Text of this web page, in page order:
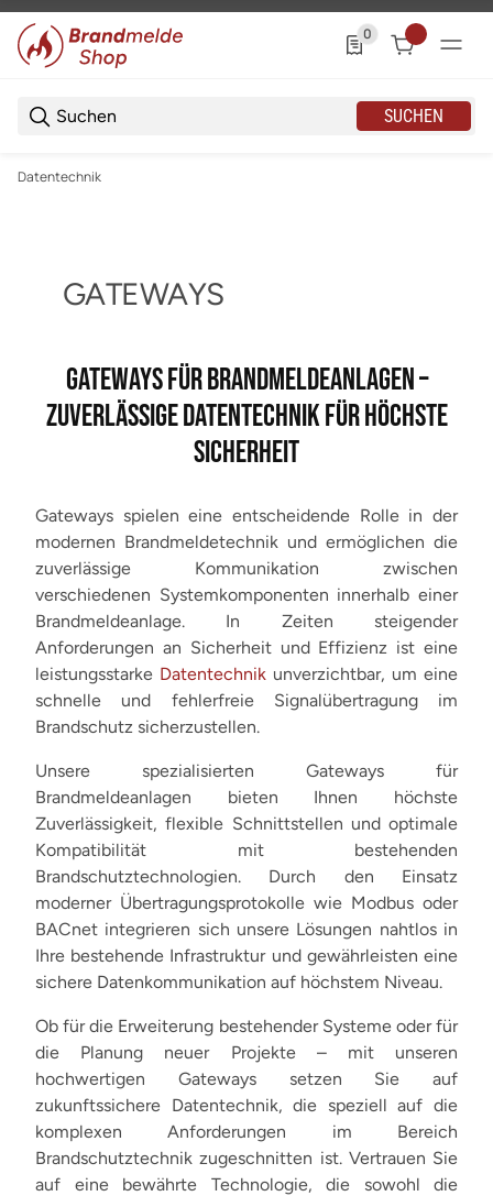
SUCHEN
0
0 Produkte in der
Datentechnik
GATEWAYS
GATEWAYS FÜR BRANDMELDEANLAGEN –
ZUVERLÄSSIGE DATENTECHNIK FÜR HÖCHSTE
SICHERHEIT
Gateways spielen eine entscheidende Rolle in der
modernen Brandmeldetechnik und ermöglichen die
zuverlässige Kommunikation zwischen
verschiedenen Systemkomponenten innerhalb einer
Brandmeldeanlage. In Zeiten steigender
Anforderungen an Sicherheit und Effizienz ist eine
leistungsstarke Datentechnik unverzichtbar, um eine
schnelle und fehlerfreie Signalübertragung im
Brandschutz sicherzustellen.
Unsere spezialisierten Gateways für
Brandmeldeanlagen bieten Ihnen höchste
Zuverlässigkeit, flexible Schnittstellen und optimale
Kompatibilität mit bestehenden
Brandschutztechnologien. Durch den Einsatz
moderner Übertragungsprotokolle wie Modbus oder
BACnet integrieren sich unsere Lösungen nahtlos in
Ihre bestehende Infrastruktur und gewährleisten eine
sichere Datenkommunikation auf höchstem Niveau.
Ob für die Erweiterung bestehender Systeme oder für
die Planung neuer Projekte – mit unseren
hochwertigen Gateways setzen Sie auf
zukunftssichere Datentechnik, die speziell auf die
komplexen Anforderungen im Bereich
Brandschutztechnik zugeschnitten ist. Vertrauen Sie
auf eine bewährte Technologie, die sowohl die